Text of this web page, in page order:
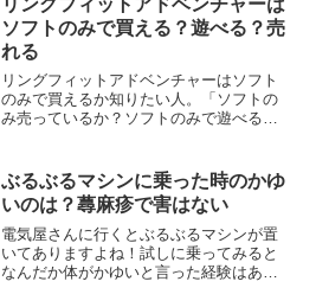
いと命の危険を伴いま...
リングフィットアドベンチャーは
ソフトのみで買える？遊べる？売
れる
リングフィットアドベンチャーはソフト
のみで買えるか知りたい人。「ソフトの
み売っているか？ソフトのみで遊べるの
トアドベンチャーのリングコンとレッグ
バンドのみ譲り受けた時に...
ぶるぶるマシンに乗った時のかゆ
いのは？蕁麻疹で害はない
電気屋さんに行くとぶるぶるマシンが置
いてありますよね！試しに乗ってみると
なんだか体がかゆいと言った経験はあり